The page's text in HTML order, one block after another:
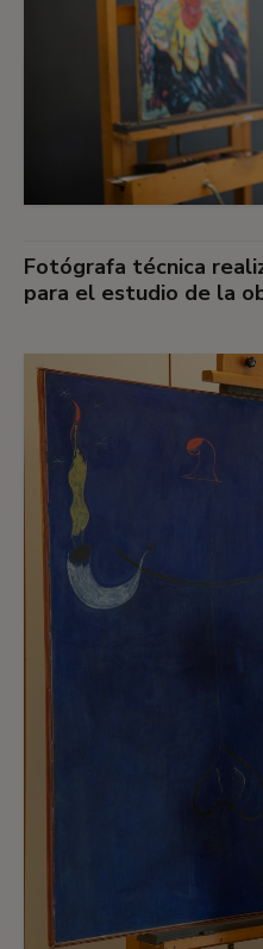
Fotógrafa técnica
para el estudio de la